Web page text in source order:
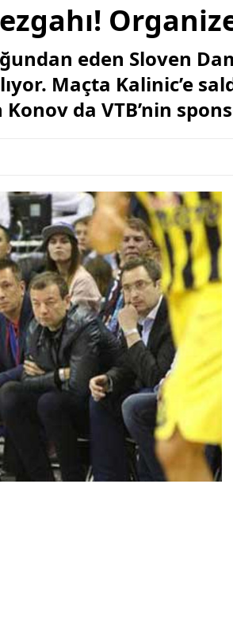
eden Sloven
Maçta Kalinic’e
Konov da VTB’nin